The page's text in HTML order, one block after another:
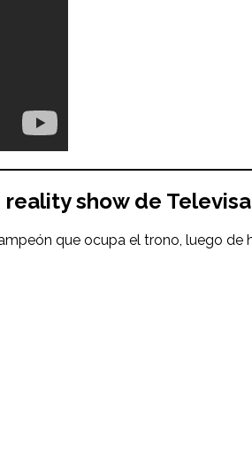
reality show de Televisa
que ocupa el trono, luego